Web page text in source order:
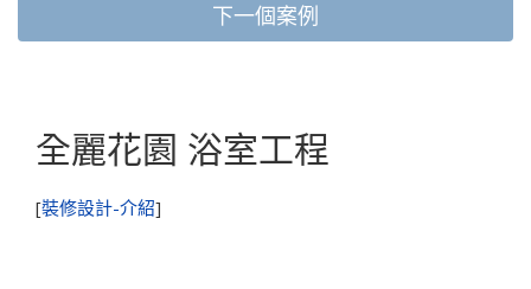
下一個案例
全麗花園 浴室工程
[裝修設計-介紹]